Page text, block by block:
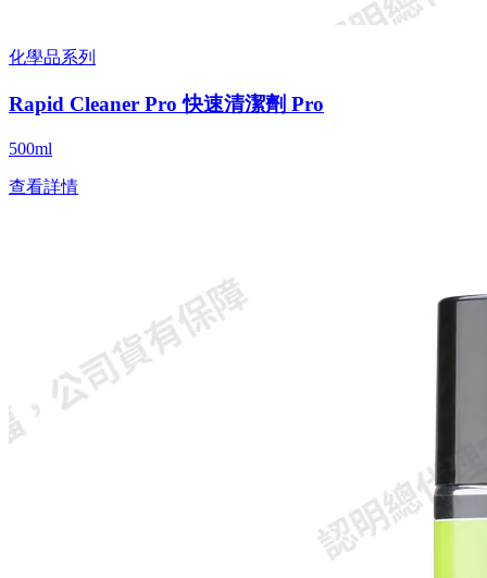
化學品系列
Rapid Cleaner Pro 快速清潔劑 Pro
500ml
查看詳情